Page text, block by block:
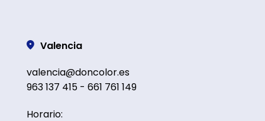
Valencia
valencia@doncolor.es
963 137 415 - 661 761 149
Horario: